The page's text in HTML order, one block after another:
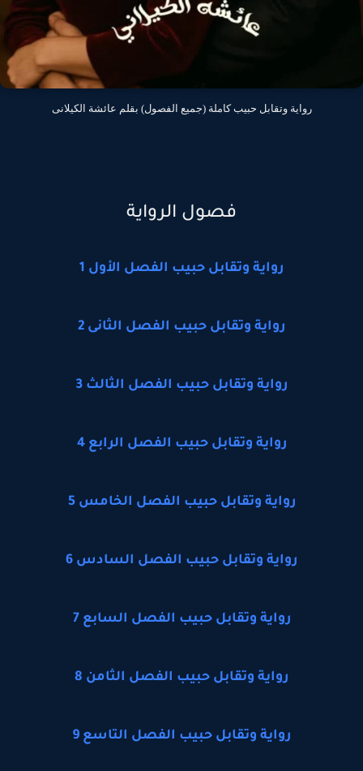
رواية وتقابل حبيب كاملة (جميع الفصول) بقلم عائشة الكيلانى
فصول الرواية
رواية وتقابل حبيب الفصل الأول 1
رواية وتقابل حبيب الفصل الثانى 2
رواية وتقابل حبيب الفصل الثالث 3
رواية وتقابل حبيب الفصل الرابع 4
رواية وتقابل حبيب الفصل الخامس 5
رواية وتقابل حبيب الفصل السادس 6
رواية وتقابل حبيب الفصل السابع 7
رواية وتقابل حبيب الفصل الثامن 8
رواية وتقابل حبيب الفصل التاسع 9